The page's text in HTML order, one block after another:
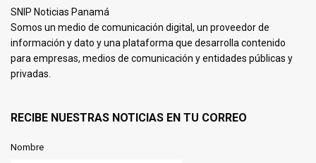
SNIP Noticias Panamá
Somos un medio de comunicación digital, un proveedor de
información y dato y una plataforma que desarrolla contenido
para empresas, medios de comunicación y entidades públicas y
privadas.
RECIBE NUESTRAS NOTICIAS EN TU CORREO
Nombre